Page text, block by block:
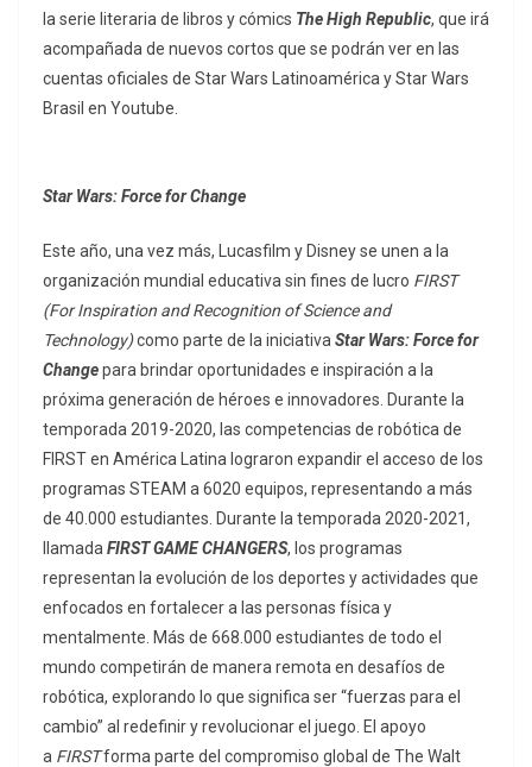
la serie literaria de libros y cómics The High Republic, que irá
acompañada de nuevos cortos que se podrán ver en las
cuentas oficiales de Star Wars Latinoamérica y Star Wars
Brasil en Youtube.
Star Wars: Force for Change
Este año, una vez más, Lucasfilm y Disney se unen a la
organización mundial educativa sin fines de lucro FIRST
(For Inspiration and Recognition of Science and
Technology)como parte de la iniciativa Star Wars: Force for
Changepara brindar oportunidades e inspiración a la
próxima generación de héroes e innovadores. Durante la
temporada 2019-2020, las competencias de robótica de
FIRST en América Latina lograron expandir el acceso de los
programas STEAM a 6020 equipos, representando a más
de 40.000 estudiantes. Durante la temporada 2020-2021,
llamada FIRST GAME CHANGERS, los programas
representan la evolución de los deportes y actividades que
enfocados en fortalecer a las personas física y
mentalmente. Más de 668.000 estudiantes de todo el
mundo competirán de manera remota en desafíos de
robótica, explorando lo que significa ser “fuerzas para el
cambio” al redefinir y revolucionar el juego. El apoyo
a FIRSTforma parte del compromiso global de The Walt